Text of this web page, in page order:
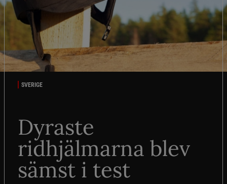
SVERIGE
Dyraste
ridhjälmarna blev
sämst i test